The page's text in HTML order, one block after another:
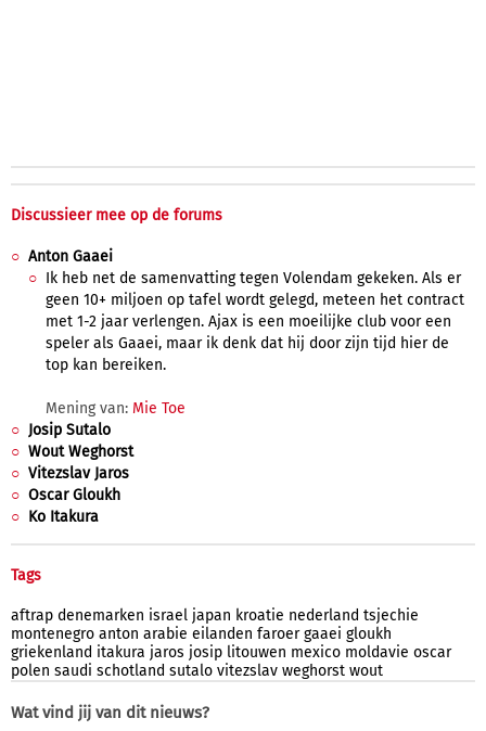
Discussieer mee op de forums
Anton Gaaei
Ik heb net de samenvatting tegen Volendam gekeken. Als er
geen 10+ miljoen op tafel wordt gelegd, meteen het contract
met 1-2 jaar verlengen. Ajax is een moeilijke club voor een
speler als Gaaei, maar ik denk dat hij door zijn tijd hier de
top kan bereiken.
Mening van: Mie Toe
Josip Sutalo
Wout Weghorst
Vitezslav Jaros
Oscar Gloukh
Ko Itakura
Tags
aftrap denemarken israel japan kroatie nederland tsjechie
montenegro anton arabie eilanden faroer gaaei gloukh
griekenland itakura jaros josip litouwen mexico moldavie oscar
polen saudi schotland sutalo vitezslav weghorst wout
Wat vind jij van dit nieuws?